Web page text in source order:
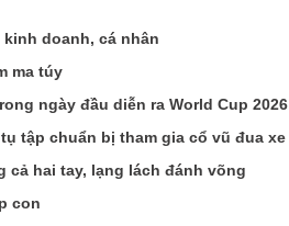
doanh, cá nhân
ma túy
ngày đầu diễn ra World Cup 2026
tập chuẩn bị tham gia cổ vũ đua xe
hai tay, lạng lách đánh võng
con